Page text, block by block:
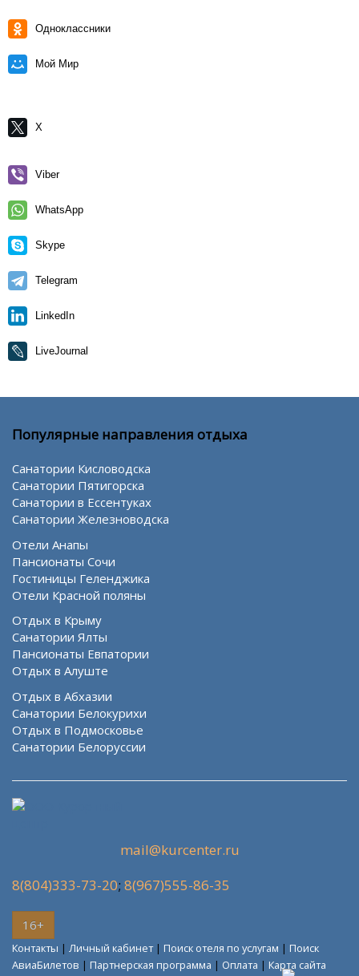
Одноклассники
Мой Мир
X
Viber
WhatsApp
Skype
Telegram
LinkedIn
LiveJournal
Популярные направления отдыха
Санатории Кисловодска
Санатории Пятигорска
Санатории в Ессентуках
Санатории Железноводска
Отели Анапы
Пансионаты Сочи
Гостиницы Геленджика
Отели Красной поляны
Отдых в Крыму
Санатории Ялты
Пансионаты Евпатории
Отдых в Алуште
Отдых в Абхазии
Санатории Белокурихи
Отдых в Подмосковье
Санатории Белоруссии
mail@kurcenter.ru
8(804)333-73-20; 8(967)555-86-35
16+
Контакты | Личный кабинет| Поиск отеля по услугам | Поиск
АвиаБилетов | Партнерская программа | Оплата | Карта сайта